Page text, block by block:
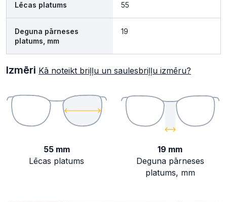
Lēcas platums 55
Deguna pārneses
platums, mm
19
Izmēri Kā noteikt briļļu un saulesbriļļu izmēru?
55 mm
Lēcas platums
19 mm
Deguna pārneses
platums, mm